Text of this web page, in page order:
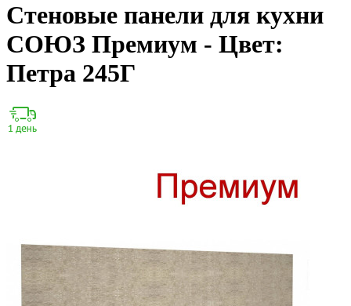
Стеновые панели для кухни
СОЮЗ Премиум - Цвет:
Петра 245Г